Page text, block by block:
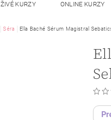
ŽIVÉ KURZY ONLINE KURZY
Séra Ella Baché Sérum Magistral